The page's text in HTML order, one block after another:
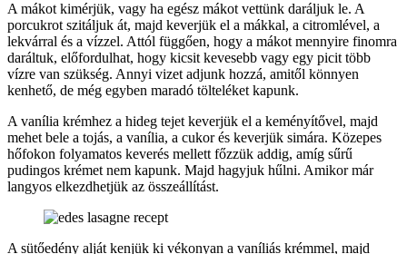
A mákot kimérjük, vagy ha egész mákot vettünk daráljuk le. A
porcukrot szitáljuk át, majd keverjük el a mákkal, a citromlével, a
lekvárral és a vízzel. Attól függően, hogy a mákot mennyire finomra
daráltuk, előfordulhat, hogy kicsit kevesebb vagy egy picit több
vízre van szükség. Annyi vizet adjunk hozzá, amitől könnyen
kenhető, de még egyben maradó tölteléket kapunk.
A vanília krémhez a hideg tejet keverjük el a keményítővel, majd
mehet bele a tojás, a vanília, a cukor és keverjük simára. Közepes
hőfokon folyamatos keverés mellett főzzük addig, amíg sűrű
pudingos krémet nem kapunk. Majd hagyjuk hűlni. Amikor már
langyos elkezdhetjük az összeállítást.
A sütőedény alját kenjük ki vékonyan a vaníliás krémmel, majd